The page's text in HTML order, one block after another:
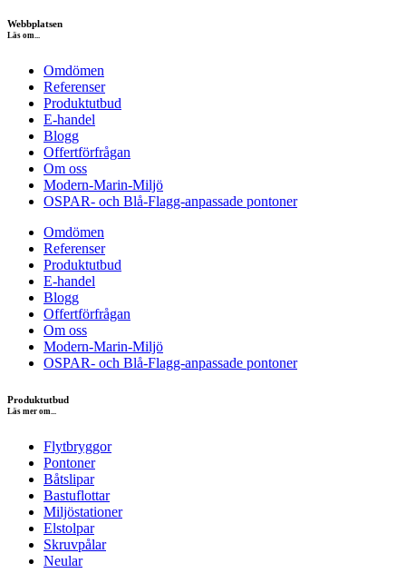
Webbplatsen
Läs om...
Omdömen
Referenser
Produktutbud
E-handel
Blogg
Offertförfrågan
Om oss
Modern-Marin-Miljö
OSPAR- och Blå-Flagg-anpassade pontoner
Omdömen
Referenser
Produktutbud
E-handel
Blogg
Offertförfrågan
Om oss
Modern-Marin-Miljö
OSPAR- och Blå-Flagg-anpassade pontoner
Produktutbud
Läs mer om...
Flytbryggor
Pontoner
Båtslipar
Bastuflottar
Miljöstationer
Elstolpar
Skruvpålar
Neular